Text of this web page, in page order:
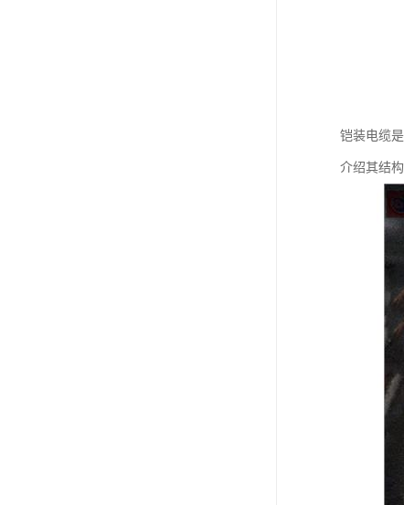
铠装电缆
介绍其结